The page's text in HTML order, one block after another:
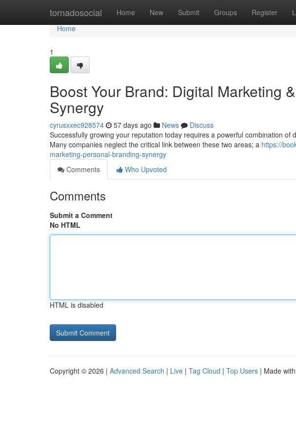
tornadosocial Home New Submit Groups Register
Home
Home
1
Boost Your Brand: Digital Marketing
Synergy
cyrusxxec928574 57 days ago News
Discuss
Successfully growing your reputation today requires a powerful combination
Many companies neglect the critical link between these two areas; a https://
marketing-personal-branding-synergy
Comments
Who Upvoted
Comments
Submit a Comment
No HTML
HTML is disabled
Copyright © 2026 | Advanced Search | Live | Tag Cloud | Top Users | Made with